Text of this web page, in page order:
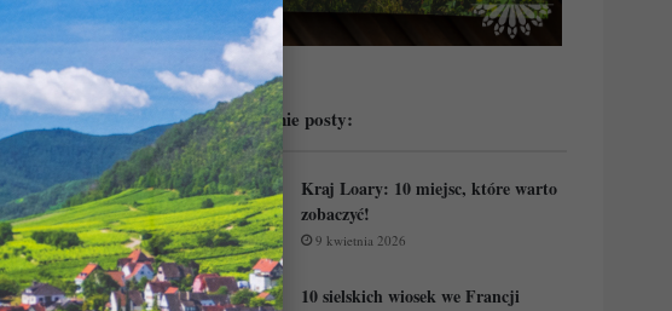
Przeczytaj ostatnie posty:
Kraj Loary: 10 miejsc, które warto
zobaczyć!
9 kwietnia 2026
10 sielskich wiosek we Francji